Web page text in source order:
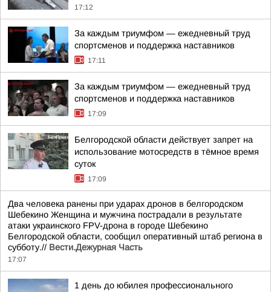
17:12
За каждым триумфом — ежедневный труд
спортсменов и поддержка наставников
17:11
За каждым триумфом — ежедневный труд
спортсменов и поддержка наставников
17:09
Белгородской области действует запрет на
использование мотосредств в тёмное время
суток
17:09
Два человека ранены при ударах дронов в белгородском
Шебекино Женщина и мужчина пострадали в результате
атаки украинского FPV-дрона в городе Шебекино
Белгородской области, сообщил оперативный штаб региона в
субботу.// Вести.Дежурная Часть
17:07
1 день до юбилея профессионального